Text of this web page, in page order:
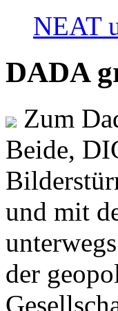
NEAT
DADA
Zum
Beide,
und mit
der